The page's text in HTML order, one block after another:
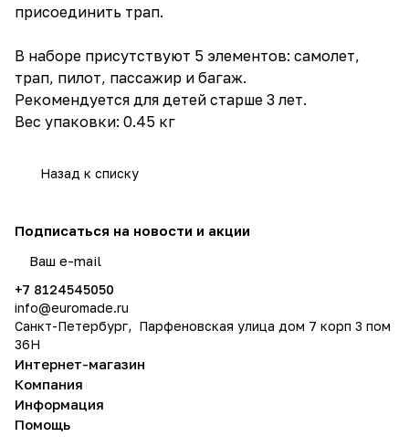
присоединить трап.
В наборе присутствуют 5 элементов: самолет,
трап, пилот, пассажир и багаж.
Рекомендуется для детей старше 3 лет.
Вес упаковки: 0.45 кг
Назад к списку
Подписаться на новости и акции
+7 8124545050
info@euromade.ru
Санкт-Петербург, Парфеновская улица дом 7 корп 3 пом
36Н
Интернет-магазин
Компания
Информация
Помощь